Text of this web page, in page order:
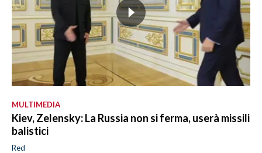
MULTIMEDIA
Kiev, Zelensky: La Russia non si ferma, userà missili
balistici
Red